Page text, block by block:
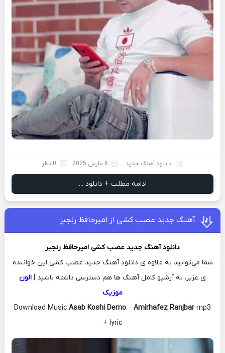
دانلود آهنگ جدید 6 مارس 2025 0 نظر
ادامه مطلب + دانلود ...
آهنگ جدید عصب کشی از امیرحافظ رنجبر
دانلود آهنگ جدید عصب کشی امیرحافظ رنجبر
شما می‌توانید به علاوه ی دانلود آهنگ جدید عصب کشی این خواننده
ی عزیز، به آرشیو کامل آهنگ ها هم دسترسی داشته باشید | الون
موزیک
Download Music Asab Koshi Demo – Amirhafez Ranjbar mp3
+ lyric